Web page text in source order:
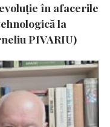
în afacerile
la
PIVARIU)